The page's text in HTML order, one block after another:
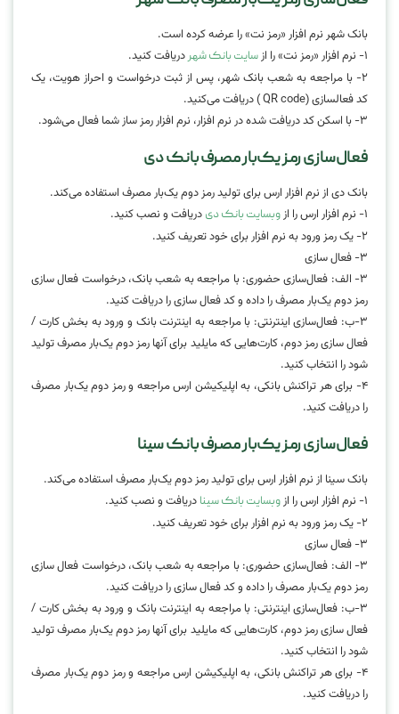
بانک شهر نرم افزار «رمز نت» را عرضه کرده است.
۱- نرم افزار «رمز نت» را از
سایت بانک شهردریافت کنید.
۲- با مراجعه به شعب بانک شهر، پس از ثبت درخواست و احراز هویت، یک
کد فعالسازی (QR code ) دریافت می‌کنید.
۳- با اسکن کد دریافت شده در نرم افزار، نرم افزار رمز ساز شما فعال می‌شود.
فعال‌سازی رمز یک‌بار مصرف بانک دی
بانک دی از نرم افزار ارس برای تولید رمز دوم یک‌بار مصرف استفاده می‌کند.
۱- نرم افزار ارس را از
وبسایت بانک دی دریافت و نصب کنید.
۲- یک رمز ورود به نرم افزار برای خود تعریف کنید.
۳- فعال سازی
۳- الف: فعال‌سازی حضوری: با مراجعه به شعب بانک، درخواست فعال سازی
رمز دوم یک‌بار مصرف را داده و کد فعال سازی را دریافت کنید.
۳-ب: فعال‌سازی اینترنتی: با مراجعه به اینترنت بانک و ورود به بخش کارت /
فعال سازی رمز دوم، کارت‌هایی که مایلید برای آنها رمز دوم یک‌بار مصرف تولید
شود را انتخاب کنید.
۴- برای هر تراکنش بانکی، به اپلیکیشن ارس مراجعه و رمز دوم یک‌بار مصرف
را دریافت کنید.
فعال‌سازی رمز یک‌بار مصرف بانک سینا
بانک سینا از نرم افزار ارس برای تولید رمز دوم یک‌بار مصرف استفاده می‌کند.
۱- نرم افزار ارس را از
وبسایت بانک سینا دریافت و نصب کنید.
۲- یک رمز ورود به نرم افزار برای خود تعریف کنید.
۳- فعال سازی
۳- الف: فعال‌سازی حضوری: با مراجعه به شعب بانک، درخواست فعال سازی
رمز دوم یک‌بار مصرف را داده و کد فعال سازی را دریافت کنید.
۳-ب: فعال‌سازی اینترنتی: با مراجعه به اینترنت بانک و ورود به بخش کارت /
فعال سازی رمز دوم، کارت‌هایی که مایلید برای آنها رمز دوم یک‌بار مصرف تولید
شود را انتخاب کنید.
۴- برای هر تراکنش بانکی، به اپلیکیشن ارس مراجعه و رمز دوم یک‌بار مصرف
را دریافت کنید.